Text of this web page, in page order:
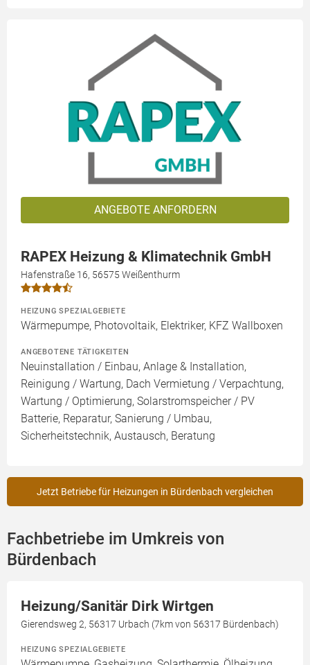
ANGEBOTE ANFORDERN
RAPEX Heizung & Klimatechnik GmbH
Hafenstraße 16, 56575 Weißenthurm
HEIZUNG SPEZIALGEBIETE
Wärmepumpe, Photovoltaik, Elektriker, KFZ Wallboxen
ANGEBOTENE TÄTIGKEITEN
Neuinstallation / Einbau, Anlage & Installation,
Reinigung / Wartung, Dach Vermietung / Verpachtung,
Wartung / Optimierung, Solarstromspeicher / PV
Batterie, Reparatur, Sanierung / Umbau,
Sicherheitstechnik, Austausch, Beratung
Jetzt Betriebe für Heizungen in Bürdenbach vergleichen
Fachbetriebe im Umkreis von
Bürdenbach
Heizung/Sanitär Dirk Wirtgen
Gierendsweg 2, 56317 Urbach (7km von 56317 Bürdenbach)
HEIZUNG SPEZIALGEBIETE